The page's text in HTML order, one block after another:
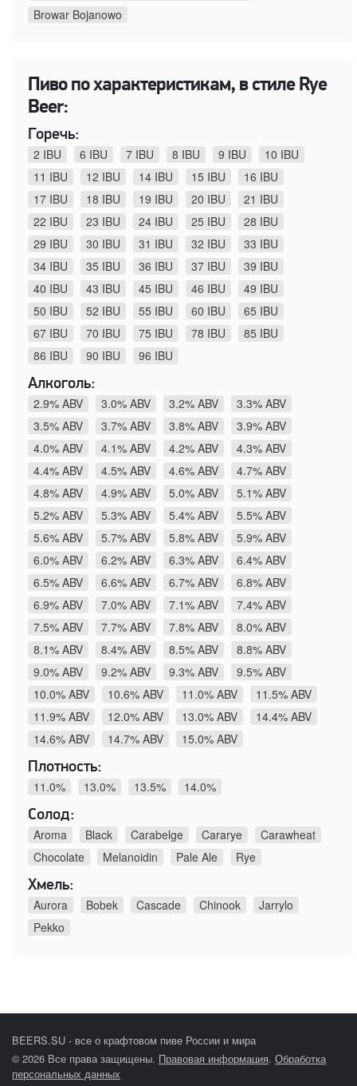
Browar Bojanowo
Пиво по характеристикам, в стиле Rye
Beer:
Горечь:
2 IBU
6 IBU 7 IBU 8 IBU 9 IBU
10 IBU
11 IBU
12 IBU 14 IBU 15 IBU
16 IBU
17 IBU
18 IBU 19 IBU 20 IBU
21 IBU
22 IBU
23 IBU 24 IBU 25 IBU
28 IBU
29 IBU
30 IBU 31 IBU 32 IBU
33 IBU
34 IBU
35 IBU 36 IBU 37 IBU
39 IBU
40 IBU
43 IBU 45 IBU 46 IBU
49 IBU
50 IBU
52 IBU 55 IBU 60 IBU
65 IBU
67 IBU
70 IBU 75 IBU 78 IBU
85 IBU
86 IBU
90 IBU
96 IBU
Алкоголь:
2.9% ABV
3.0% ABV 3.2% ABV
3.3% ABV
3.5% ABV
3.7% ABV 3.8% ABV
3.9% ABV
4.0% ABV
4.1% ABV 4.2% ABV
4.3% ABV
4.4% ABV
4.5% ABV 4.6% ABV
4.7% ABV
4.8% ABV
4.9% ABV 5.0% ABV
5.1% ABV
5.2% ABV
5.3% ABV 5.4% ABV
5.5% ABV
5.6% ABV
5.7% ABV 5.8% ABV
5.9% ABV
6.0% ABV
6.2% ABV 6.3% ABV
6.4% ABV
6.5% ABV
6.6% ABV 6.7% ABV
6.8% ABV
6.9% ABV
7.0% ABV 7.1% ABV
7.4% ABV
7.5% ABV
7.7% ABV 7.8% ABV
8.0% ABV
8.1% ABV
8.4% ABV 8.5% ABV
8.8% ABV
9.0% ABV
9.2% ABV 9.3% ABV
9.5% ABV
10.0% ABV
10.6% ABV 11.0% ABV
11.5% ABV
11.9% ABV
12.0% ABV 13.0% ABV
14.4% ABV
14.6% ABV
14.7% ABV
15.0% ABV
Плотность:
11.0%
13.0% 13.5%
14.0%
Солод:
Aroma
Black Carabelge Cararye
Carawheat
Chocolate
Melanoidin Pale Ale
Rye
Хмель:
Aurora
Bobek Cascade Chinook
Jarrylo
Pekko
BEERS.SU - все о крафтовом пиве России и мира
© 2026 Все права защищены. Правовая информация. Обработка
персональных данных